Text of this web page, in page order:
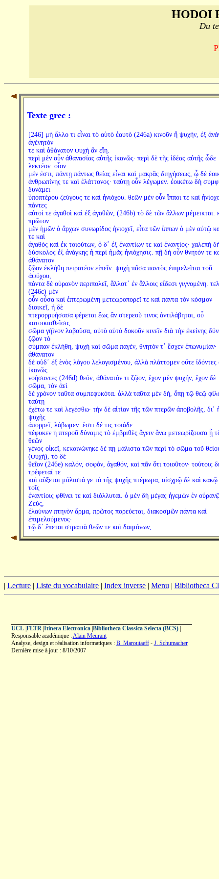
HODOI
Du
Texte grec :
[246] μὴ ἄλλο τι εἶναι τὸ αὐτὸ ἑαυτὸ (246a) κινοῦν ἢ ψυχήν, ἐξ
ἀγένητόν
τε καὶ ἀθάνατον ψυχὴ ἂν εἴη.
περὶ μὲν οὖν ἀθανασίας αὐτῆς ἱκανῶς· περὶ δὲ τῆς ἰδέας αὐτῆς ὧδε
λεκτέον. οἷον
μέν ἐστι, πάντῃ πάντως θείας εἶναι καὶ μακρᾶς διηγήσεως, ᾧ δὲ
ἀνθρωπίνης τε καὶ ἐλάττονος· ταύτῃ οὖν λέγωμεν. ἐοικέτω δὴ
δυνάμει
ὑποπτέρου ζεύγους τε καὶ ἡνιόχου. θεῶν μὲν οὖν ἵπποι τε καὶ
πάντες
αὐτοί τε ἀγαθοὶ καὶ ἐξ ἀγαθῶν, (246b) τὸ δὲ τῶν ἄλλων μέμεικται.
πρῶτον
μὲν ἡμῶν ὁ ἄρχων συνωρίδος ἡνιοχεῖ, εἶτα τῶν ἵππων ὁ μὲν αὐτῷ
τε καὶ
ἀγαθὸς καὶ ἐκ τοιούτων, ὁ δ᾽ ἐξ ἐναντίων τε καὶ ἐναντίος· χαλεπὴ
δύσκολος ἐξ ἀνάγκης ἡ περὶ ἡμᾶς ἡνιόχησις. πῇ δὴ οὖν θνητόν τε
ἀθάνατον
ζῷον ἐκλήθη πειρατέον εἰπεῖν. ψυχὴ πᾶσα παντὸς ἐπιμελεῖται τοῦ
ἀψύχου,
πάντα δὲ οὐρανὸν περιπολεῖ, ἄλλοτ᾽ ἐν ἄλλοις εἴδεσι γιγνομένη.
(246c) μὲν
οὖν οὖσα καὶ ἐπτερωμένη μετεωροπορεῖ τε καὶ πάντα τὸν κόσμον
διοικεῖ, ἡ δὲ
πτερορρυήσασα φέρεται ἕως ἂν στερεοῦ τινος ἀντιλάβηται, οὗ
κατοικισθεῖσα,
σῶμα γήϊνον λαβοῦσα, αὐτὸ αὑτὸ δοκοῦν κινεῖν διὰ τὴν ἐκείνης
ζῷον τὸ
σύμπαν ἐκλήθη, ψυχὴ καὶ σῶμα παγέν, θνητόν τ᾽ ἔσχεν ἐπωνυμίαν·
ἀθάνατον
δὲ οὐδ᾽ ἐξ ἑνὸς λόγου λελογισμένου, ἀλλὰ πλάττομεν οὔτε ἰδόντες
ἱκανῶς
νοήσαντες (246d) θεόν, ἀθάνατόν τι ζῷον, ἔχον μὲν ψυχήν, ἔχον δὲ
σῶμα, τὸν ἀεὶ
δὲ χρόνον ταῦτα συμπεφυκότα. ἀλλὰ ταῦτα μὲν δή, ὅπῃ τῷ θεῷ
ταύτῃ
ἐχέτω τε καὶ λεγέσθω· τὴν δὲ αἰτίαν τῆς τῶν πτερῶν ἀποβολῆς, δι᾽
ψυχῆς
ἀπορρεῖ, λάβωμεν. ἔστι δέ τις τοιάδε.
πέφυκεν ἡ πτεροῦ δύναμις τὸ ἐμβριθὲς ἄγειν ἄνω μετεωρίζουσα ᾗ
θεῶν
γένος οἰκεῖ, κεκοινώνηκε δέ πῃ μάλιστα τῶν περὶ τὸ σῶμα τοῦ
(ψυχή), τὸ δὲ
θεῖον (246e) καλόν, σοφόν, ἀγαθόν, καὶ πᾶν ὅτι τοιοῦτον· τούτοις
τρέφεταί τε
καὶ αὔξεται μάλιστά γε τὸ τῆς ψυχῆς πτέρωμα, αἰσχρῷ δὲ καὶ κακῷ
τοῖς
ἐναντίοις φθίνει τε καὶ διόλλυται. ὁ μὲν δὴ μέγας ἡγεμὼν ἐν
Ζεύς,
ἐλαύνων πτηνὸν ἅρμα, πρῶτος πορεύεται, διακοσμῶν πάντα καὶ
ἐπιμελούμενος·
τῷ δ᾽ ἕπεται στρατιὰ θεῶν τε καὶ δαιμόνων,
| Lecture | Liste du vocabulaire | Index inverse | Menu | Bibliotheca
UCL| FLTR| Itinera Electronica| Bibliotheca Classica Selecta (BCS)|
Responsable académique :Alain Meurant
Analyse, design et réalisation informatiques : B. Maroutaeff- J. Schumacher
Dernière mise à jour : 8/10/2007